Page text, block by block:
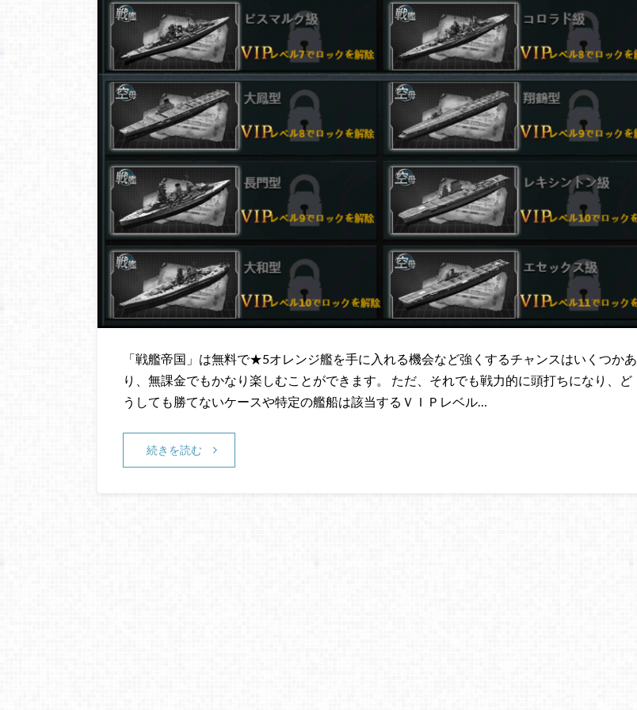
「戦艦帝国」は無料で★5オレンジ艦を手に入れる機会など強くするチャンスはいくつかあ
り、無課金でもかなり楽しむことができます。 ただ、それでも戦力的に頭打ちになり、ど
うしても勝てないケースや特定の艦船は該当するＶＩＰレベル…
続きを読む